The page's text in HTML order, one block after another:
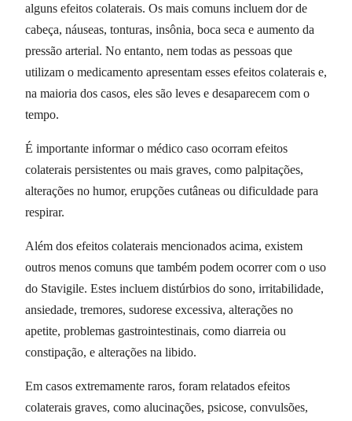
alguns efeitos colaterais. Os mais comuns incluem dor de
cabeça, náuseas, tonturas, insônia, boca seca e aumento da
pressão arterial. No entanto, nem todas as pessoas que
utilizam o medicamento apresentam esses efeitos colaterais e,
na maioria dos casos, eles são leves e desaparecem com o
tempo.
É importante informar o médico caso ocorram efeitos
colaterais persistentes ou mais graves, como palpitações,
alterações no humor, erupções cutâneas ou dificuldade para
respirar.
Além dos efeitos colaterais mencionados acima, existem
outros menos comuns que também podem ocorrer com o uso
do Stavigile. Estes incluem distúrbios do sono, irritabilidade,
ansiedade, tremores, sudorese excessiva, alterações no
apetite, problemas gastrointestinais, como diarreia ou
constipação, e alterações na libido.
Em casos extremamente raros, foram relatados efeitos
colaterais graves, como alucinações, psicose, convulsões,